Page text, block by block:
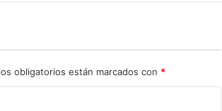
obligatorios están marcados con *